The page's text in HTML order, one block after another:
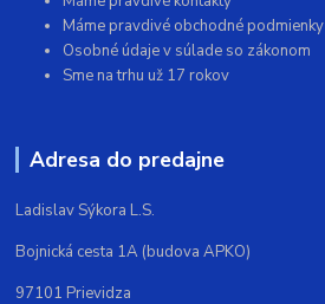
Máme pravdivé obchodné podmienky
Osobné údaje v súlade so zákonom
Sme na trhu už 17 rokov
Adresa do predajne
Ladislav Sýkora L.S.
Bojnická cesta 1A (budova APKO)
97101 Prievidza